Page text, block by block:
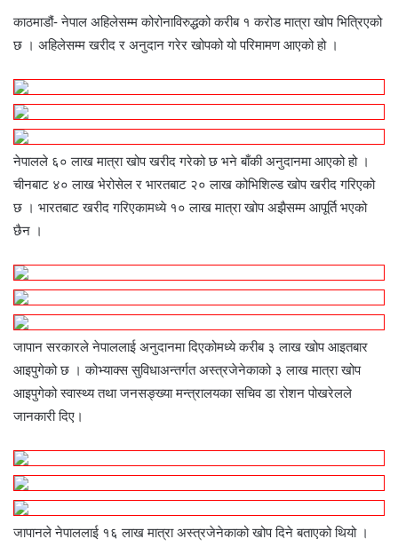
काठमाडौं- नेपाल अहिलेसम्म कोरोनाविरुद्धको करीब १ करोड मात्रा खोप भित्रिएको
छ । अहिलेसम्म खरीद र अनुदान गरेर खोपको यो परिमामण आएको हो ।
नेपालले ६० लाख मात्रा खोप खरीद गरेको छ भने बाँकी अनुदानमा आएको हो ।
चीनबाट ४० लाख भेरोसेल र भारतबाट २० लाख कोभिशिल्ड खोप खरीद गरिएको
छ । भारतबाट खरीद गरिएकामध्ये १० लाख मात्रा खोप अझैसम्म आपूर्ति भएको
छैन ।
जापान सरकारले नेपाललाई अनुदानमा दिएकोमध्ये करीब ३ लाख खोप आइतबार
आइपुगेको छ । कोभ्याक्स सुविधाअन्तर्गत अस्त्रजेनेकाको ३ लाख मात्रा खोप
आइपुगेको स्वास्थ्य तथा जनसङ्ख्या मन्त्रालयका सचिव डा रोशन पोखरेलले
जानकारी दिए।
जापानले नेपाललाई १६ लाख मात्रा अस्त्रजेनेकाको खोप दिने बताएको थियो ।